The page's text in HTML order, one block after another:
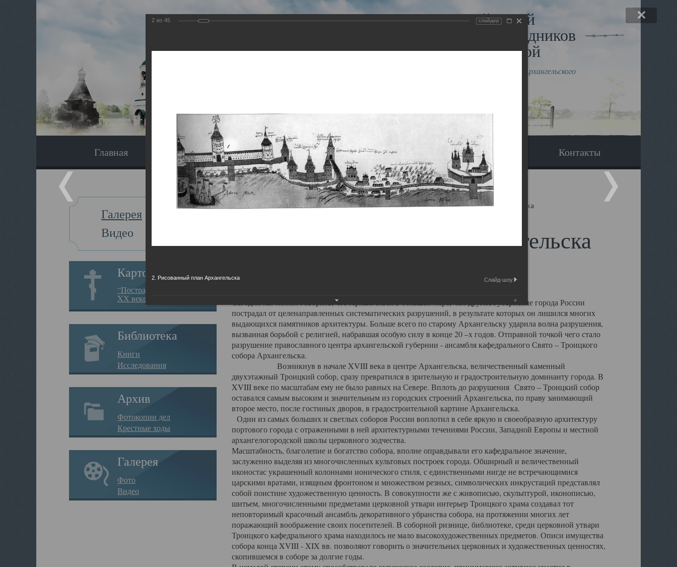
Виртуальный музей
Новомучеников и исповедников
Земли Архангельской
Сайт создан по благословлению митрополита Архангельского
Главная Экскурсия Наследники Галерея Вопрос-ответ Контакты
Галерея
Видео
Картотека
“Пострадавшие за веру в
XX веке на Севере”
Библиотека
Книги
Исследования
Архив
Фотокопии дел
Крестные ходы
Галерея
Фото
Видео
Главная Галерея Храмы-мученики Архангельска Свято-Троицкий собор Архангельска
Свято-Троицкий собор Архангельска
Свято-Троицкий собор Архангельска
Сегодня мы можем говорить, что Архангельск в большей мере, чем другие губернские города России
пострадал от целенаправленных систематических разрушений, в результате которых он лишился многих
выдающихся памятников архитектуры. Больше всего по старому Архангельску ударила волна разрушения,
вызванная борьбой с религией, набравшая особую силу в конце 20 –х годов. Отправной точкой чего стало
разрушение православного центра архангельской губернии - ансамбля кафедрального Свято – Троицкого
собора Архангельска.
Возникнув в начале XVIII века в центре Архангельска, величественный каменный
двухэтажный Троицкий собор, сразу превратился в зрительную и градостроительную доминанту города. В
XVIII веке по масштабам ему не было равных на Севере. Вплоть до разрушения Свято – Троицкий собор
оставался самым высоким и значительным из городских строений Архангельска, по праву занимающий
второе место, после гостиных дворов, в градостроительной картине Архангельска.
Один из самых больших и светлых соборов России воплотил в себе яркую и своеобразную архитектуру
портового города с отраженными в ней архитектурными течениями России, Западной Европы и местной
архангелогородской школы церковного зодчества.
Масштабность, благолепие и богатство собора, вполне оправдывали его кафедральное значение,
заслуженно выделяя из многочисленных культовых построек города. Обширный и величественный
иконостас украшенный колоннами ионического стиля, с единственными нигде не встречающимися
царскими вратами, изящным фронтоном и множеством резных, символических инкрустаций представлял
собой поистине художественную ценность. В совокупности же с живописью, скульптурой, иконописью,
шитьем, многочисленными предметами церковной утвари интерьер Троицкого храма создавал тот
неповторимый красочный ансамбль декоративного убранства собора, на протяжении многих лет
поражающий воображение своих посетителей. В соборной ризнице, библиотеке, среди церковной утвари
Троицкого кафедрального храма находилось не мало высокохудожественных предметов. Описи имущества
собора конца XVIII - XIX вв. позволяют говорить о значительных церковных и художественных ценностях,
скопившемся в соборе за долгие годы.
2 из 45 слайдер
2. Рисованный план Архангельска Слайд-шоу: